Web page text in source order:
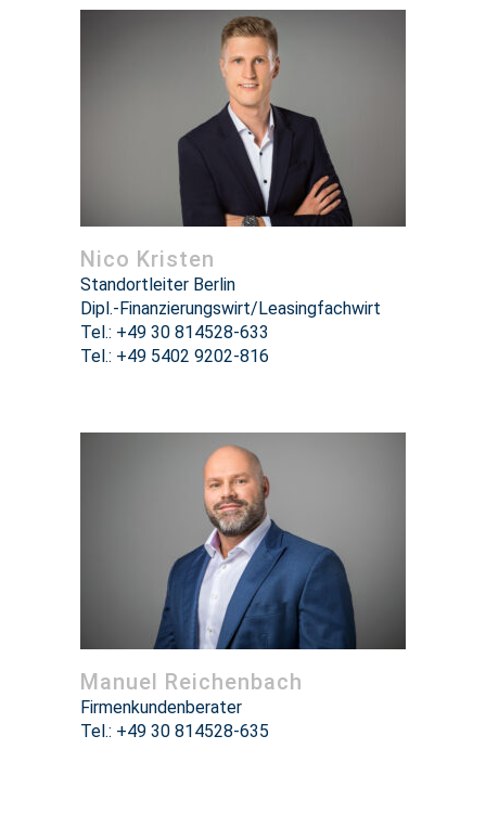
Nico Kristen
Standortleiter Berlin
Dipl.-Finanzierungswirt/Leasingfachwirt
Tel.: +49 30 814528-633
Tel.: +49 5402 9202-816
Manuel Reichenbach
Firmenkundenberater
Tel.: +49 30 814528-635